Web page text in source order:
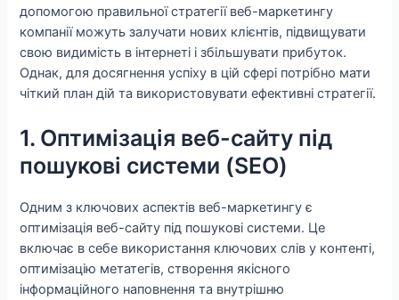
допомогою правильної стратегії веб-маркетингу
компанії можуть залучати нових клієнтів, підвищувати
свою видимість в інтернеті і збільшувати прибуток.
Однак, для досягнення успіху в цій сфері потрібно мати
чіткий план дій та використовувати ефективні стратегії.
1. Оптимізація веб-сайту під
пошукові системи (SEO)
Одним з ключових аспектів веб-маркетингу є
оптимізація веб-сайту під пошукові системи. Це
включає в себе використання ключових слів у контенті,
оптимізацію метатегів, створення якісного
інформаційного наповнення та внутрішню